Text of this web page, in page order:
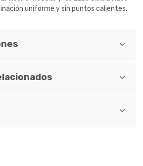
uniforme y sin puntos calientes.